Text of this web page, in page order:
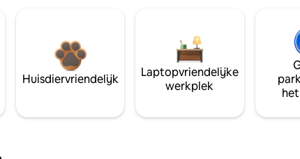
Huisdiervriendelijk
Laptopvriendelijke
werkplek